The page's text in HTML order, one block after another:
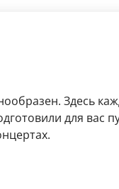
Здесь
для вас